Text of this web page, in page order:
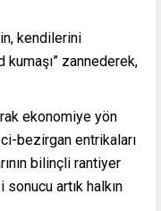
kendilerini
kumaşı” zannederek,
ekonomiye yön
bezirgan entrikaları
bilinçli rantiyer
artık halkın